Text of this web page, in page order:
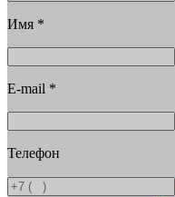
Имя *
E-mail *
Телефон